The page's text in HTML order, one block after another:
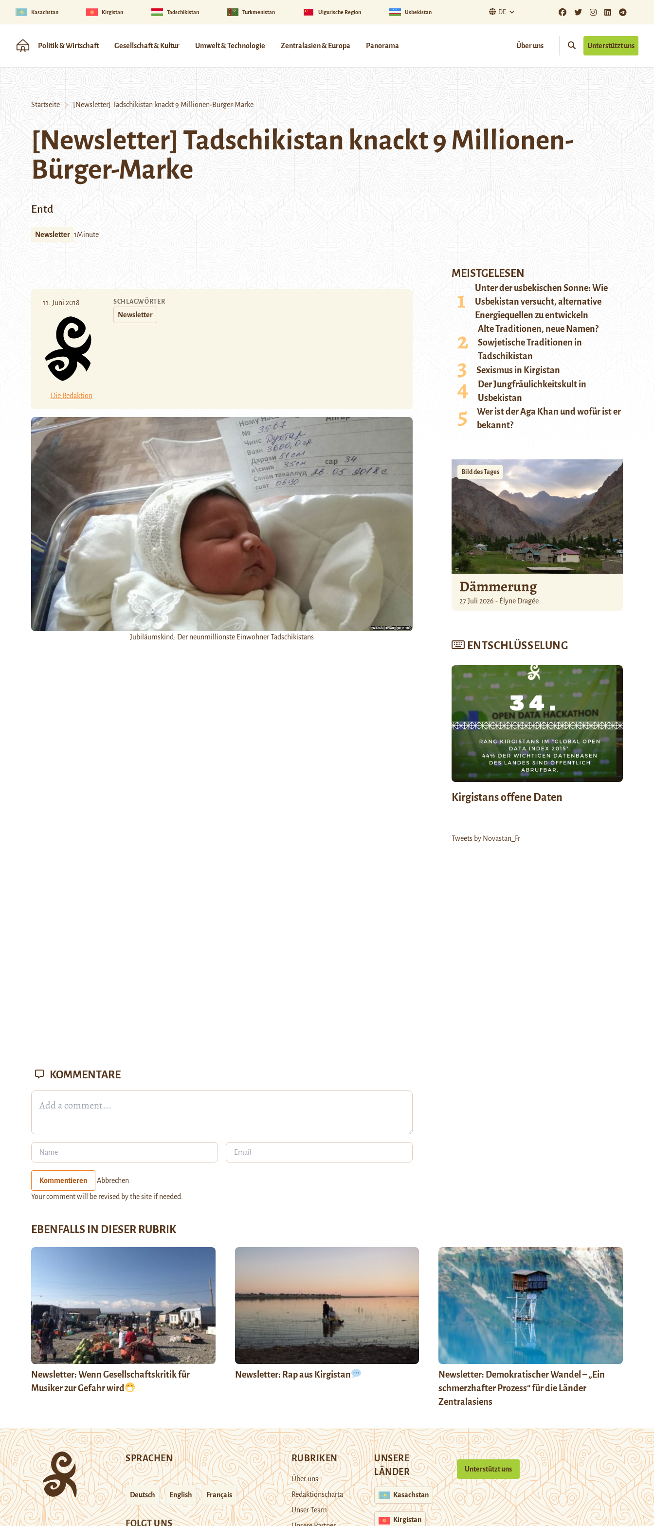
Kasachstan Kirgistan Tadschikistan Turkmenistan Uigurische Region Usbekistan DE
Politik & Wirtschaft Gesellschaft & Kultur Umwelt & Technologie Zentralasien & Europa Panorama Über uns Unterstützt uns
Startseite [Newsletter] Tadschikistan knackt 9 Millionen-Bürger-Marke
[Newsletter] Tadschikistan knackt 9 Millionen-
Bürger-Marke
Entd
Newsletter 1Minute
11. Juni 2018
Die Redaktion
SCHLAGWÖRTER
Newsletter
Jubiläumskind: Der neunmillionste Einwohner Tadschikistans
MEISTGELESEN
Unter der usbekischen Sonne: Wie
Usbekistan versucht, alternative
Energiequellen zu entwickeln
Alte Traditionen, neue Namen?
Sowjetische Traditionen in
Tadschikistan
Sexismus in Kirgistan
Der Jungfräulichkeitskult in
Usbekistan
Wer ist der Aga Khan und wofür ist er
bekannt?
Bild des Tages
Dämmerung
27 Juli 2026 - Élyne Dragée
ENTSCHLÜSSELUNG
Kirgistans offene Daten
Tweets by Novastan_Fr
KOMMENTARE
Kommentieren Abbrechen
Your comment will be revised by the site if needed.
EBENFALLS IN DIESER RUBRIK
Newsletter: Wenn Gesellschaftskritik für
Musiker zur Gefahr wird
Newsletter: Rap aus Kirgistan
Newsletter: Demokratischer Wandel – „Ein
schmerzhafter Prozess“ für die Länder
Zentralasiens
SPRACHEN
Deutsch English Français
FOLGT UNS
RUBRIKEN
Über uns
Redaktionscharta
Unser Team
UNSERE
LÄNDER
Kasachstan
Kirgistan
Unterstützt uns